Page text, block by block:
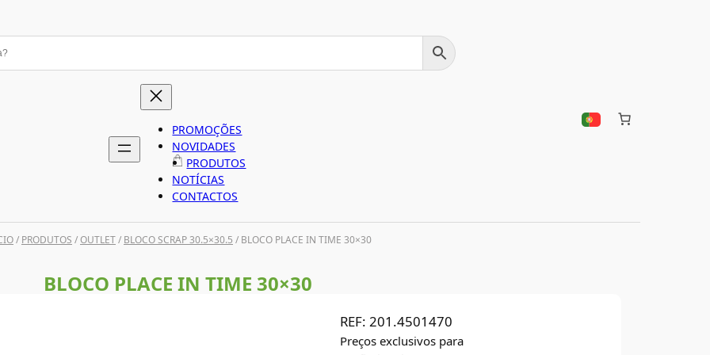
PROMOÇÕES
NOVIDADES
PRODUTOS
NOTÍCIAS
CONTACTOS
/ PRODUTOS /OUTLET/ BLOCO SCRAP 30.5×30.5 / BLOCO PLACE IN TIME 30×30
BLOCO PLACE IN TIME 30×30
REF: 201.4501470
Preços exclusivos para